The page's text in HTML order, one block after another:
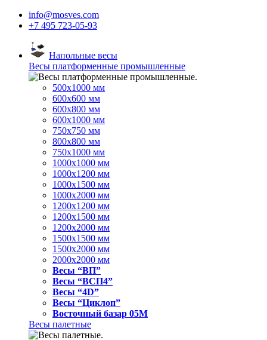
info@mosves.com
+7 495 723-05-93
Напольные весы
Весы платформенные промышленные
500x1000 мм
600x600 мм
600x800 мм
600x1000 мм
750x750 мм
800x800 мм
750x1000 мм
1000x1000 мм
1000x1200 мм
1000x1500 мм
1000x2000 мм
1200x1200 мм
1200x1500 мм
1200x2000 мм
1500x1500 мм
1500x2000 мм
2000x2000 мм
Весы “ВП”
Весы “ВСП4”
Весы “4D”
Весы “Циклоп”
Восточный базар 05M
Весы палетные